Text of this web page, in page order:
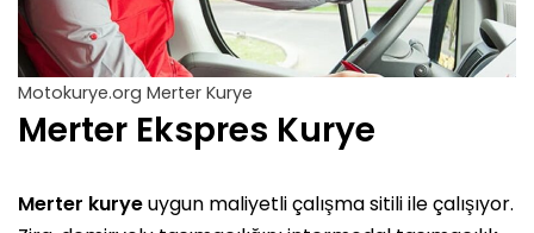
Motokurye.org Merter Kurye
Merter Ekspres Kurye
Merter kuryeuygun maliyetli çalışma sitili ile çalışıyor.